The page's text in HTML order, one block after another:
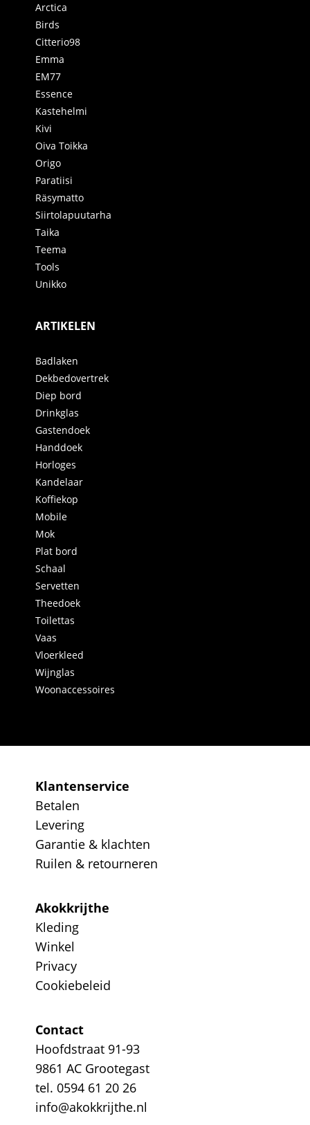
Arctica
Birds
Citterio98
Emma
EM77
Essence
Kastehelmi
Kivi
Oiva Toikka
Origo
Paratiisi
Räsymatto
Siirtolapuutarha
Taika
Teema
Tools
Unikko
ARTIKELEN
Badlaken
Dekbedovertrek
Diep bord
Drinkglas
Gastendoek
Handdoek
Horloges
Kandelaar
Koffiekop
Mobile
Mok
Plat bord
Schaal
Servetten
Theedoek
Toilettas
Vaas
Vloerkleed
Wijnglas
Woonaccessoires
Klantenservice
Betalen
Levering
Garantie & klachten
Ruilen & retourneren
Akokkrijthe
Kleding
Winkel
Privacy
Cookiebeleid
Contact
Hoofdstraat 91-93
9861 AC Grootegast
tel. 0594 61 20 26
info@akokkrijthe.nl